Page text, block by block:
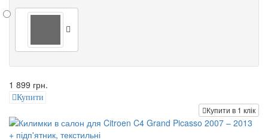
1 899 грн.
Купити
Купити в 1 клік